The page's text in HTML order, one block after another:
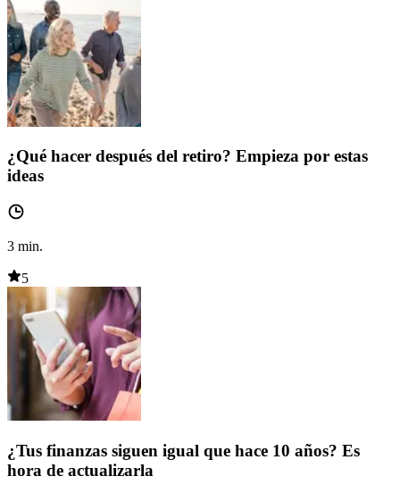
¿Qué hacer después del retiro? Empieza por estas
ideas
3 min.
5
¿Tus finanzas siguen igual que hace 10 años? Es
hora de actualizarla